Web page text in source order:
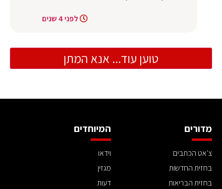
לפני 4 שנים
טוען עוד... אנא המתן
מדורים
צ'אט הכתבים
בחזית החדשות
בחזית הבריאות
המיוחדים
וידאו
מגזין
דעות